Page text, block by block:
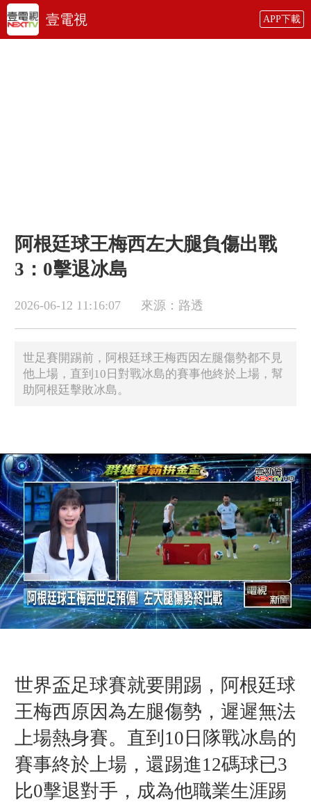
壹電視 APP下載
阿根廷球王梅西左大腿負傷出戰
3：0擊退冰島
2026-06-12 11:16:07 來源：路透
世足賽開踢前，阿根廷球王梅西因左腿傷勢都不見
他上場，直到10日對戰冰島的賽事他終於上場，幫
助阿根廷擊敗冰島。
世界盃足球賽就要開踢，阿根廷球
王梅西原因為左腿傷勢，遲遲無法
上場熱身賽。直到10日隊戰冰島的
賽事終於上場，還踢進12碼球已3
比0擊退對手，成為他職業生涯踢